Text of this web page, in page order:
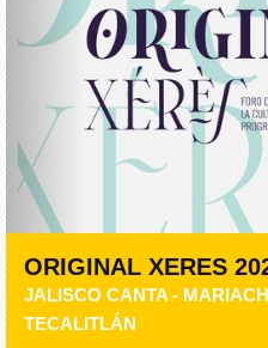
ORIGINAL XERES
JALISCO CANTA -
TECALITLÁN